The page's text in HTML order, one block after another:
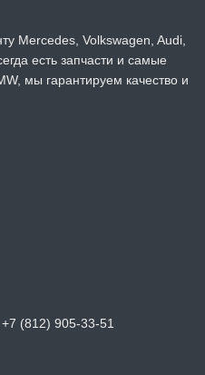
Mercedes, Volkswagen, Audi,
есть запчасти и самые
мы гарантируем качество и
(812) 905-33-51